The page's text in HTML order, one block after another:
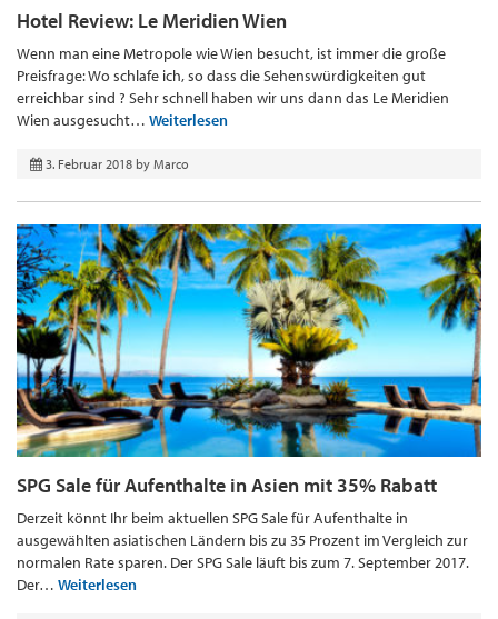
Hotel Review: Le Meridien Wien
Wenn man eine Metropole wie Wien besucht, ist immer die große
Preisfrage: Wo schlafe ich, so dass die Sehenswürdigkeiten gut
erreichbar sind ? Sehr schnell haben wir uns dann das Le Meridien
Wien ausgesucht… Weiterlesen
3. Februar 2018 by Marco
SPG Sale für Aufenthalte in Asien mit 35% Rabatt
Derzeit könnt Ihr beim aktuellen SPG Sale für Aufenthalte in
ausgewählten asiatischen Ländern bis zu 35 Prozent im Vergleich zur
normalen Rate sparen. Der SPG Sale läuft bis zum 7. September 2017.
Der… Weiterlesen